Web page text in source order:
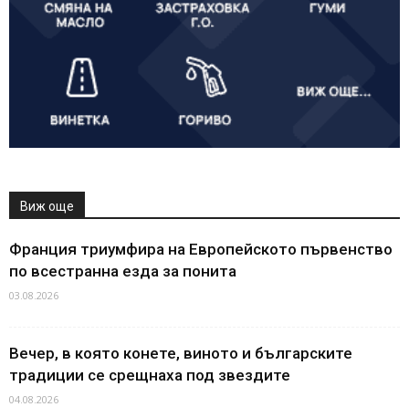
Виж още
Франция триумфира на Европейското първенство
по всестранна езда за понита
03.08.2026
Вечер, в която конете, виното и българските
традиции се срещнаха под звездите
04.08.2026